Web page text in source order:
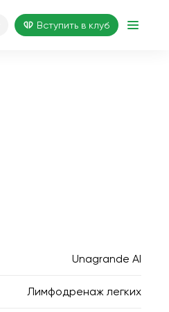
Вступить в клуб
Unagrande AI
Лимфодренаж легких